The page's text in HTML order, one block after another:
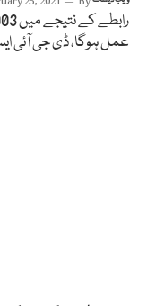
عمل ہوگا، ڈی جی آئی